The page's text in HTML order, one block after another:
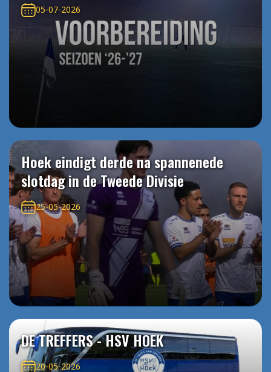
05-07-2026
Hoek eindigt derde na spannenede
slotdag in de Tweede Divisie
25-05-2026
DE TREFFERS - HSV HOEK
20-05-2026